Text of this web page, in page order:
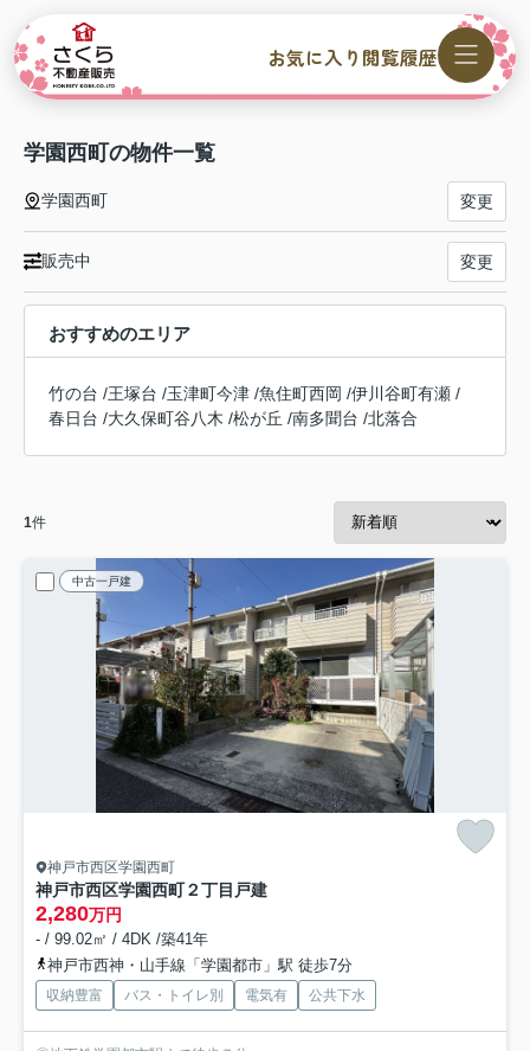
お気に入り 閲覧履歴
学園西町の物件一覧
学園西町 変更
販売中 変更
おすすめのエリア
竹の台 /王塚台 /玉津町今津 /魚住町西岡 /伊川谷町有瀬 /
春日台 /大久保町谷八木 /松が丘 /南多聞台 /北落合
1件
中古一戸建
神戸市西区学園西町
神戸市西区学園西町２丁目戸建
2,280万円
- / 99.02㎡ / 4DK /築41年
神戸市西神・山手線「学園都市」駅 徒歩7分
収納豊富 バス・トイレ別 電気有 公共下水